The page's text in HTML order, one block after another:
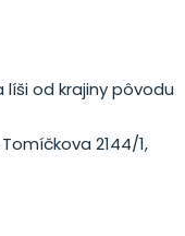
líši od krajiny pôvodu
2144/1,